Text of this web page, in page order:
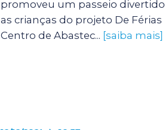
promoveu um passeio
as crianças do projeto De Férias
Centro de Abastec... [saiba mais]